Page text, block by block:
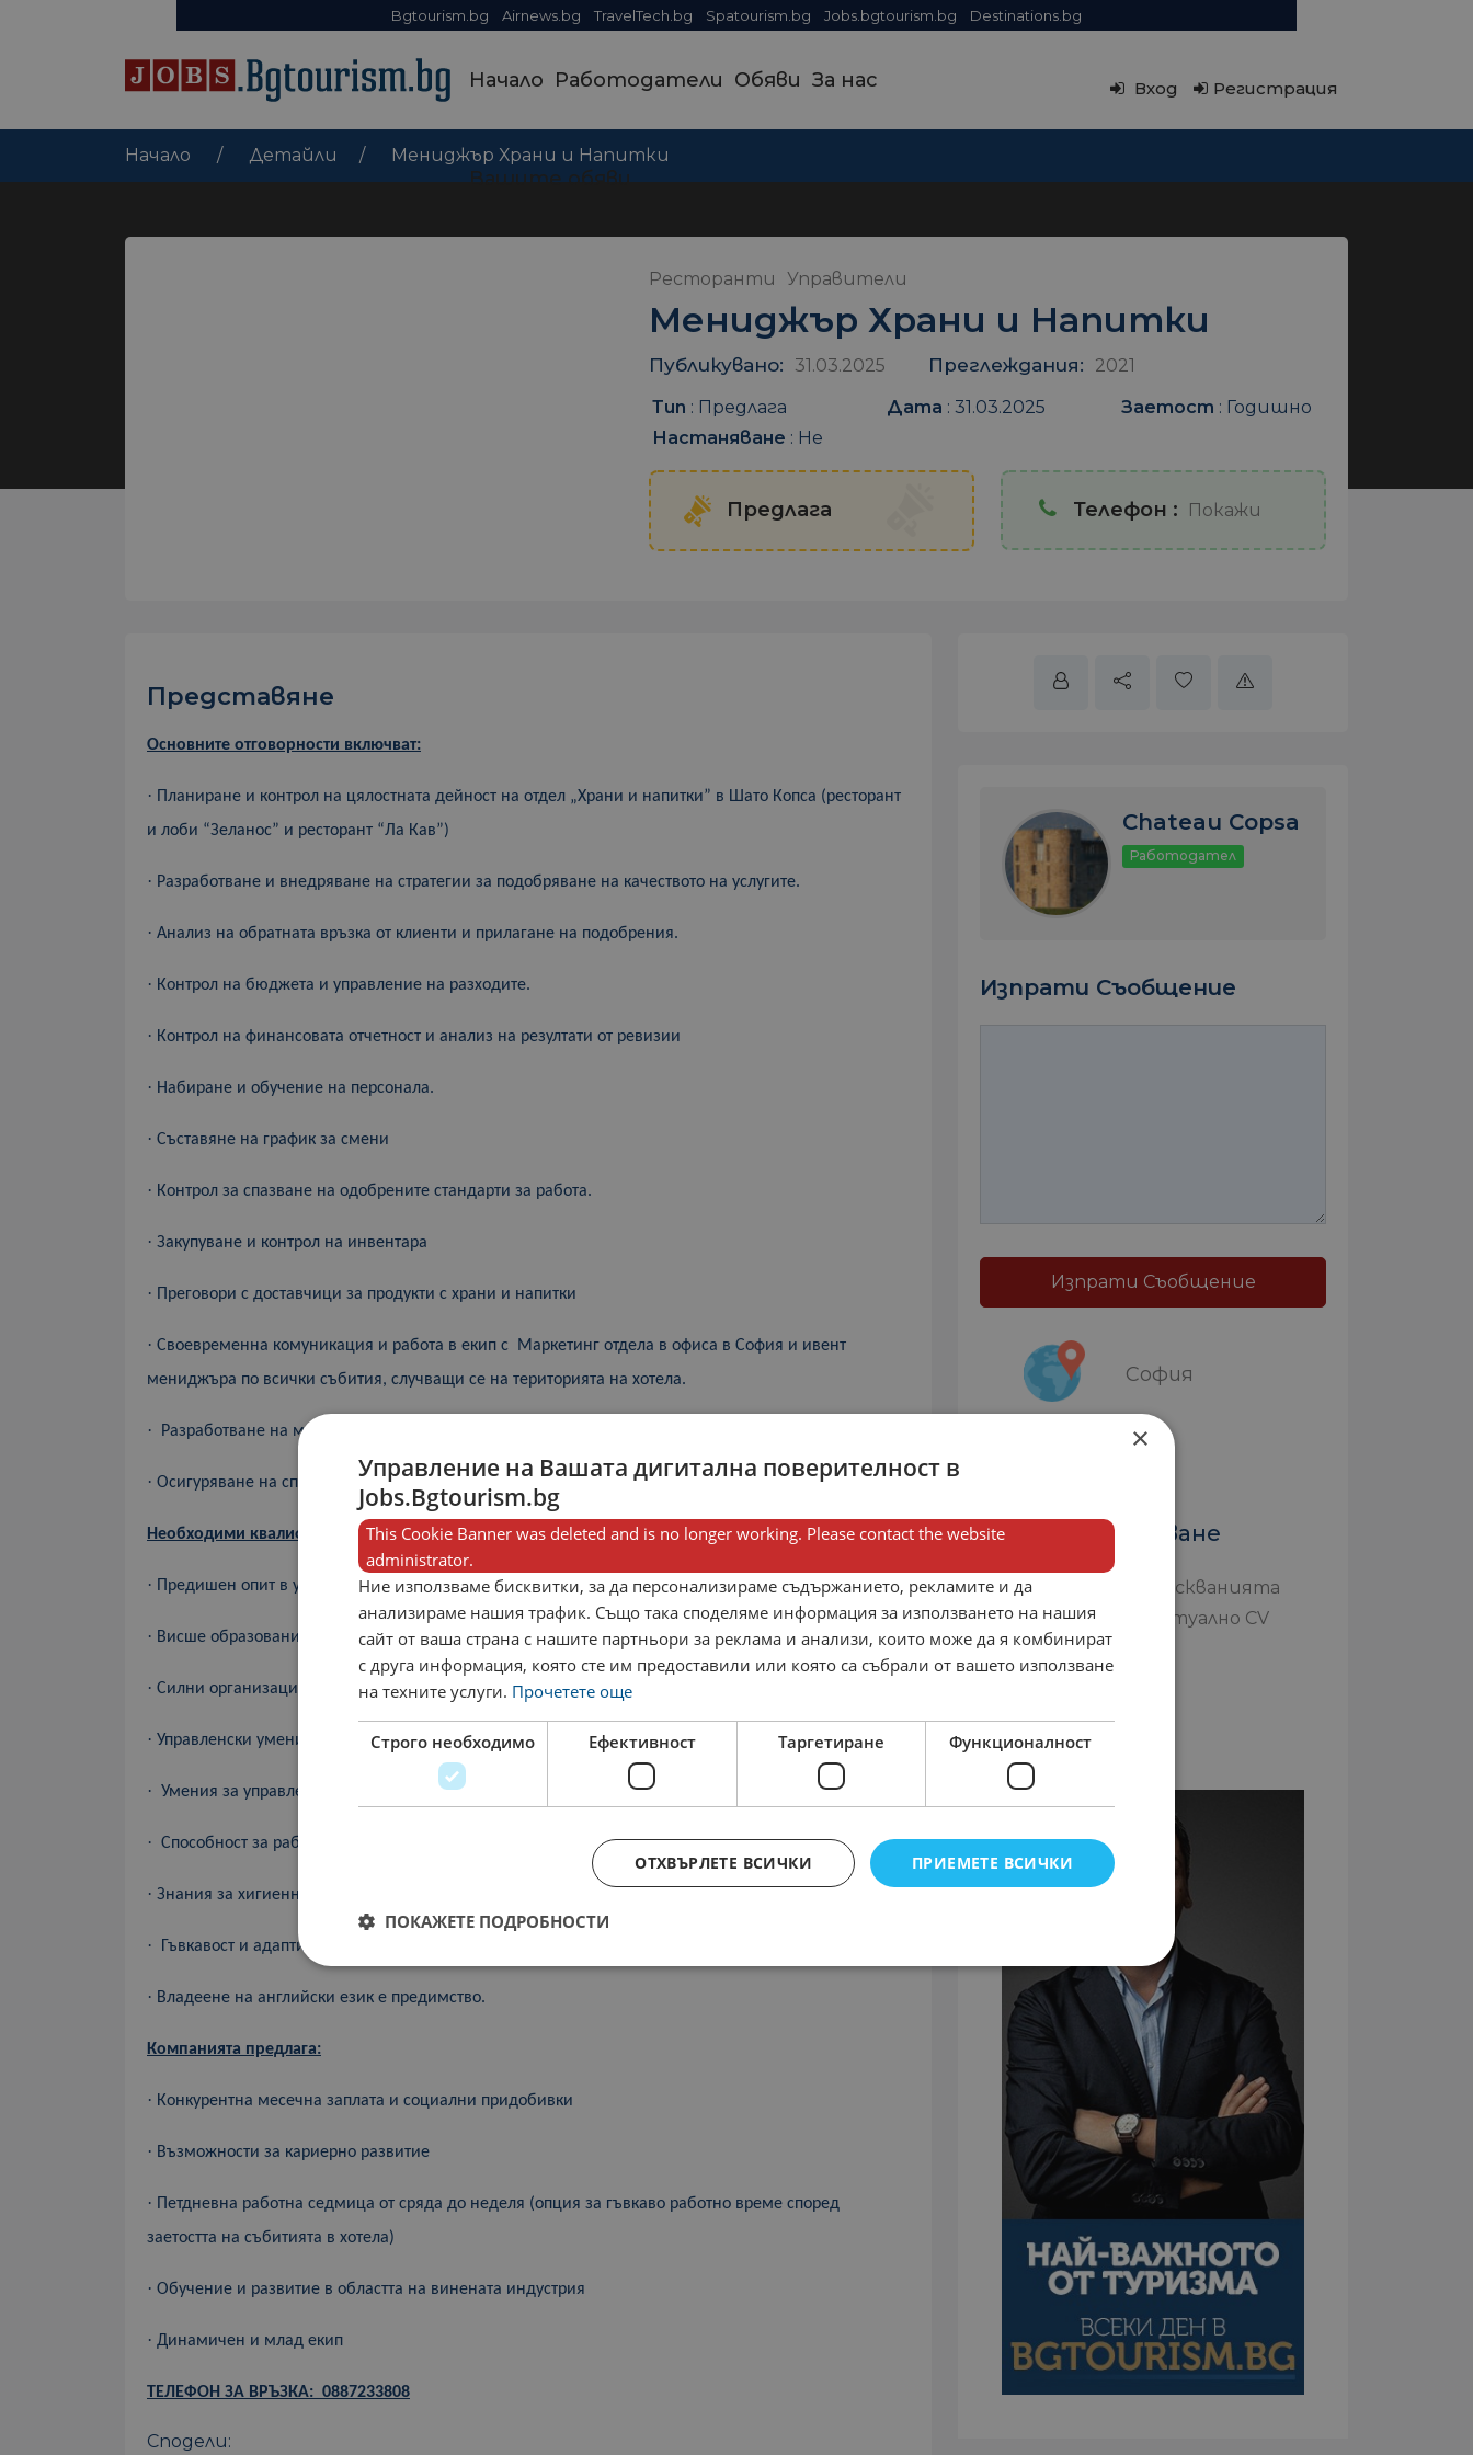
Bgtourism.bg Airnews.bg TravelTech.bg Spatourism.bg Jobs.bgtourism.bg Destinations.bg
Начало Работодатели Обяви За нас
Вашите обяви
Вход Регистрация
Начало Детайли Мениджър Храни и Напитки
Ресторанти Управители
Мениджър Храни и Напитки
Публикувано: 31.03.2025 Преглеждания:
2021
Тип : Предлага Дата : 31.03.2025 Заетост : Годишно
Настаняване : Не
Предлага Телефон : Покажи
Представяне
Основните отговорности включват:
· Планиране и контрол на цялостната дейност на отдел „Храни и напитки” в Шато Копса (ресторант
и лоби “Зеланос” и ресторант “Ла Кав”)
· Разработване и внедряване на стратегии за подобряване на качеството на услугите.
· Анализ на обратната връзка от клиенти и прилагане на подобрения.
· Контрол на бюджета и управление на разходите.
· Контрол на финансовата отчетност и анализ на резултати от ревизии
· Набиране и обучение на персонала.
· Съставяне на график за смени
· Контрол за спазване на одобрените стандарти за работа.
· Закупуване и контрол на инвентара
· Преговори с доставчици за продукти с храни и напитки
· Своевременна комуникация и работа в екип с Маркетинг отдела в офиса в София и ивент
мениджъра по всички събития, случващи се на територията на хотела.
· Разработване на менюта и координация с готвачи и бармани.
· Осигуряване на спазване на здравни и безопасни норми
Необходими квалификации:
· Предишен опит в управлението на храни и напитки.
· Висше образование в свързана област е предимство.
· Силни организационни умения и адаптивност
· Управленски умения – организираност, точност, оперативност, самовзискателност
· Умения за управление на бюджет и разходи.
· Способност за работа под напрежение и вземане на бързи решения.
· Знания за хигиенни и безопасностни стандарти.
· Гъвкавост и адаптивност към променящи се обстоятелства.
· Владеене на английски език е предимство.
Компанията предлага:
· Конкурентна месечна заплата и социални придобивки
· Възможности за кариерно развитие
· Петдневна работна седмица от сряда до неделя (опция за гъвкаво работно време според
заетостта на събитията в хотела)
· Обучение и развитие в областта на винената индустрия
· Динамичен и млад екип
ТЕЛЕФОН ЗА ВРЪЗКА: 0887233808
Сподели:
Chateau Copsa
Работодател
Изпрати Съобщение
Изпрати Съобщение
София
кандидатстване
Прочетете изискванията
Подгответе актуално CV
Свържете се с
×
Управление на Вашата дигитална поверителност в
Jobs.Bgtourism.bg
This Cookie Banner was deleted and is no longer working. Please contact the website
administrator.
Ние използваме бисквитки, за да персонализираме съдържанието, рекламите и да
анализираме нашия трафик. Също така споделяме информация за използването на нашия
сайт от ваша страна с нашите партньори за реклама и анализи, които може да я комбинират
с друга информация, която сте им предоставили или която са събрали от вашето използване
на техните услуги. Прочетете още
Строго необходимо Ефективност Таргетиране Функционалност
ПРИЕМЕТЕ ВСИЧКИ
ОТХВЪРЛЕТЕ ВСИЧКИ
ПОКАЖЕТЕ ПОДРОБНОСТИ